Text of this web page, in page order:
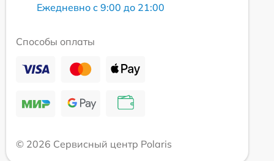
Ежедневно с 9:00 до 21:00
Способы оплаты
© 2026 Сервисный центр Polaris